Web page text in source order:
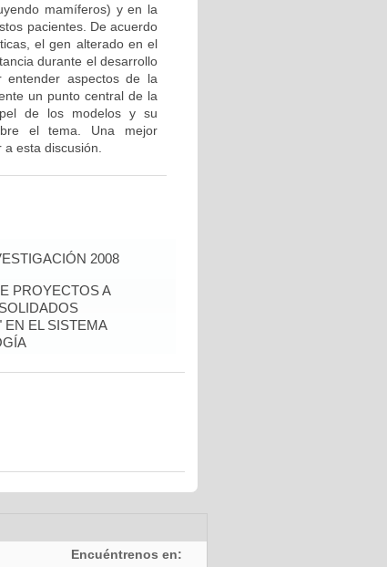
mamíferos) y en la
pacientes. De acuerdo
el gen alterado en el
durante el desarrollo
aspectos de la
un punto central de la
de los modelos y su
el tema. Una mejor
esta discusión.
2008
PROYECTOS A
EN EL SISTEMA
Encuéntrenos en: